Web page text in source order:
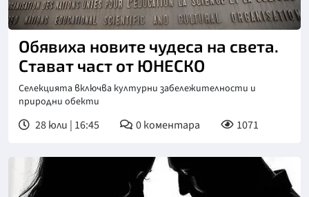
Снимка: БГНЕС
Обявиха новите чудеса на света.
Стават част от ЮНЕСКО
Селекцията включва културни забележителности и
природни обекти
28 юли | 16:45 0коментара 1071